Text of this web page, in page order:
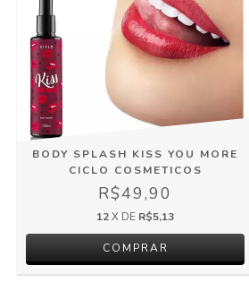
BODY SPLASH KISS YOU MORE
CICLO COSMETICOS
R$49,90
12X DE R$5,13